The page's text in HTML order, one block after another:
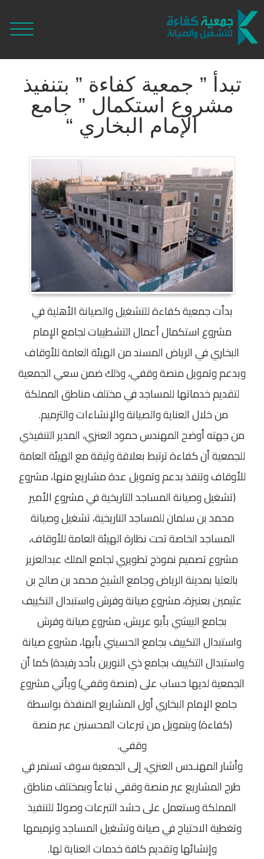
تبدأ ” جمعية كفاءة ” بتنفيذ
مشروع استكمال ” جامع
الإمام البخاري “
بدأت جمعية كفاءة للتشغيل والصيانة الأهلية في
مشروع استكمال أعمال التشطيبات لجامع الإمام
البخاري في الرياض المسند من الهيئة العامة للأوقاف
وبدعم وتمويل منصة وقفي، وذلك ضمن سعي الجمعية
لتقديم خدماتها للمساجد في مختلف مناطق المملكة
من خلال العناية والصيانة والإنشاءات والترميم.
من جهته أوضح المهندس حمود العنزي، المدير التنفيذي
للجمعية أن كفاءة ترتبط بعلاقة وثيقة مع الهيئة العامة
للأوقاف وتنفذ بدعم وتمويل عدة مشاريع منها، مشروع
(تشغيل وصيانة المساجد التاريخية في مشروع الأمير
محمد بن سلمان للمساجد التاريخية، تشغيل وصيانة
المساجد الخاصة تحت نظارة الهيئة العامة للأوقاف،
مشروع تصميم نموذج تطويري لجامع الملك عبدالعزيز
بالعليا بمدينة الرياض وجامع الشيخ محمد بن صالح بن
عثيمين بعنيزة، مشروع صيانة وفرش واستبدال التكييف
بجامع البيشي بأبو عريش، مشروع صيانة وفرش
واستبدال التكييف بجامع الحسيني بأبها، مشروع صيانة
واستبدال التكييف بجامع ذي النورين بأحد رفيدة)كما أن
الجمعية لديها حساب على (منصة وقفي) ويأتي مشروع
جامع الإمام البخاري أول المشاريع المنفذة بواسطة
(كفاءة) وبتمويل من تبرعات المحسنين عبر منصة
وقفي.
وأشار المهنـدس العنزي، إلى الجمعية سوف تستمر في
طرح المشاريع عبر منصة وقفي تباعاً وبمختلف مناطق
المملكة وستعمل على حشد التبرعات وصولاً للتنفيذ
وتغطية الاحتياج في صيانة وتشغيل المساجد وترميمها
وإنشائها وتقديم كافة خدمات العناية لها.